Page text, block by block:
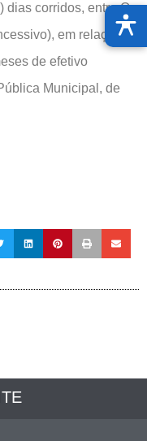
dias corridos, entre O
em relação
de efetivo
Municipal, de